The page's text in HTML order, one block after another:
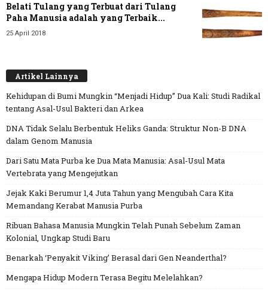
Belati Tulang yang Terbuat dari Tulang
Paha Manusia adalah yang Terbaik...
25 April 2018
Artikel Lainnya
Kehidupan di Bumi Mungkin “Menjadi Hidup” Dua Kali: Studi Radikal
tentang Asal-Usul Bakteri dan Arkea
DNA Tidak Selalu Berbentuk Heliks Ganda: Struktur Non-B DNA
dalam Genom Manusia
Dari Satu Mata Purba ke Dua Mata Manusia: Asal-Usul Mata
Vertebrata yang Mengejutkan
Jejak Kaki Berumur 1,4 Juta Tahun yang Mengubah Cara Kita
Memandang Kerabat Manusia Purba
Ribuan Bahasa Manusia Mungkin Telah Punah Sebelum Zaman
Kolonial, Ungkap Studi Baru
Benarkah ‘Penyakit Viking’ Berasal dari Gen Neanderthal?
Mengapa Hidup Modern Terasa Begitu Melelahkan?